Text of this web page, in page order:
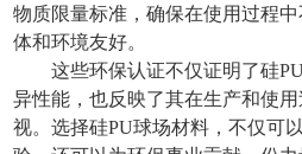
物质限量标准，确保在使用过程
体和环境友好。
这些环保认证不仅证明了硅
异性能，也反映了其在生产和使
视。选择硅PU球场材料，不仅可